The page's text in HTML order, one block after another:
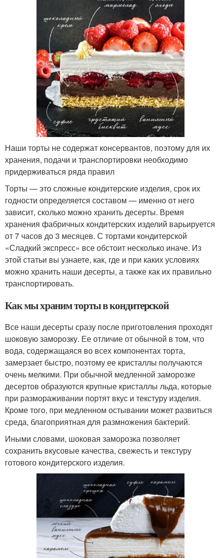
Наши торты не содержат консервантов, поэтому для их
хранения, подачи и транспортировки необходимо
придерживаться ряда правил
Торты — это сложные кондитерские изделия, срок их
годности определяется составом — именно от него
зависит, сколько можно хранить десерты. Время
хранения фабричных кондитерских изделий варьируется
от 7 часов до 3 месяцев. С тортами кондитерской
«Сладкий экспресс» все обстоит несколько иначе. Из
этой статьи вы узнаете, как, где и при каких условиях
можно хранить наши десерты, а также как их правильно
транспортировать.
Как мы храним торты в кондитерской
Все наши десерты сразу после приготовления проходят
шоковую заморозку. Ее отличие от обычной в том, что
вода, содержащаяся во всех компонентах торта,
замерзает быстро, поэтому ее кристаллы получаются
очень мелкими. При обычной медленной заморозке
десертов образуются крупные кристаллы льда, которые
при размораживании портят вкус и текстуру изделия.
Кроме того, при медленном остывании может развиться
среда, благоприятная для размножения бактерий.
Иными словами, шоковая заморозка позволяет
сохранить вкусовые качества, свежесть и текстуру
готового кондитерского изделия.